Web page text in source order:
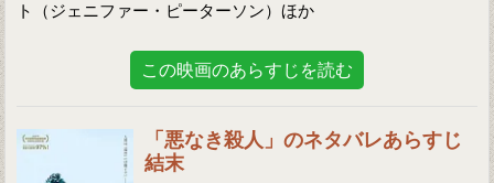
ト（ジェニファー・ピーターソン）ほか
この映画のあらすじを読む
「悪なき殺人」のネタバレあらすじ
結末